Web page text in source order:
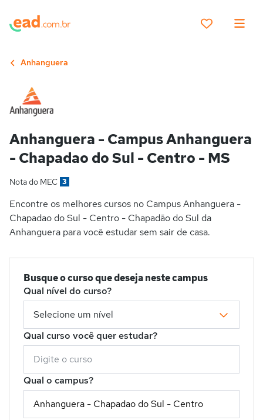
Anhanguera
Anhanguera - Campus Anhanguera
- Chapadao do Sul - Centro - MS
Nota do MEC 3
Encontre os melhores cursos no Campus Anhanguera -
Chapadao do Sul - Centro - Chapadão do Sul da
Anhanguera para você estudar sem sair de casa.
Busque o curso que deseja neste campus
Qual nível do curso?
Qual curso você quer estudar?
Qual o campus?